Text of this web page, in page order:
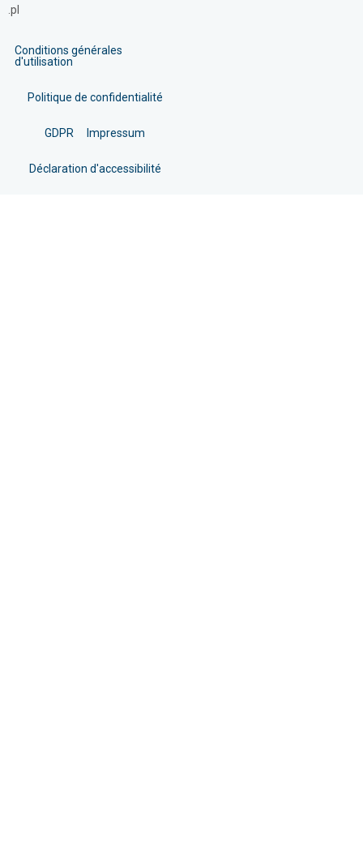
.pl
Conditions générales
d'utilisation
Politique de confidentialité
GDPR Impressum
Déclaration d'accessibilité